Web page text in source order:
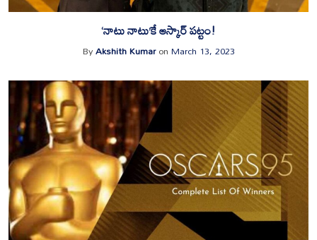
‘నాటు నాటు’కే ఆస్కార్ పట్టం!
ByAkshith KumaronMarch 13, 2023